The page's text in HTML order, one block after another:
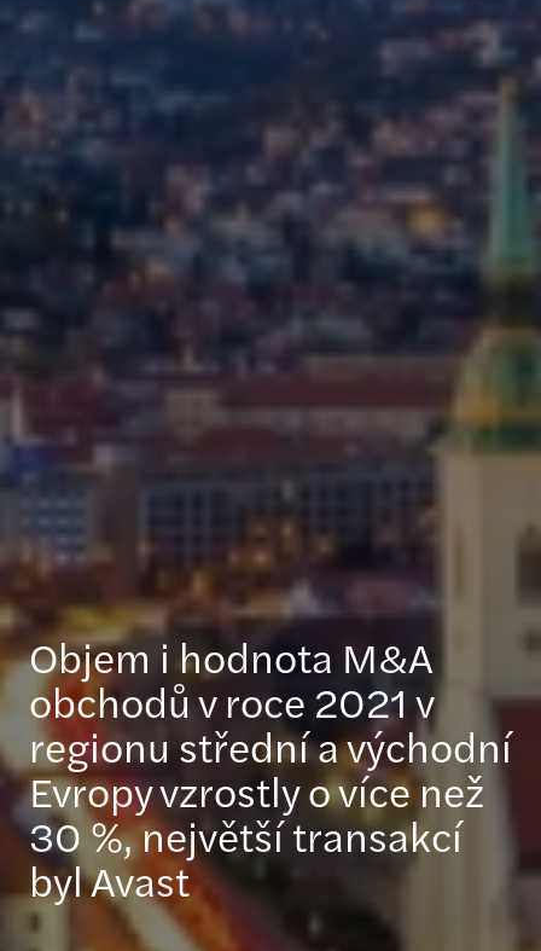
Objem i hodnota M&A
obchodů v roce 2021 v
regionu střední a východní
Evropy vzrostly o více než
30 %, největší transakcí
byl Avast